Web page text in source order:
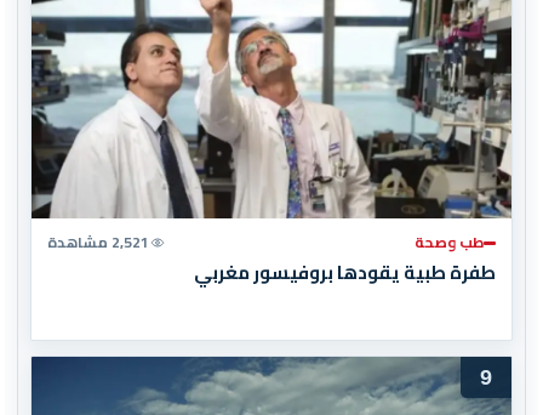
طب وصحة 2,521 مشاهدة
طفرة طبية يقودها بروفيسور مغربي
9